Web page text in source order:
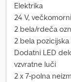
Elektrika
24 V,
2 bela/rdeča
2 bela
Dodatni LED
vzvratne luči
2 x 7-polna